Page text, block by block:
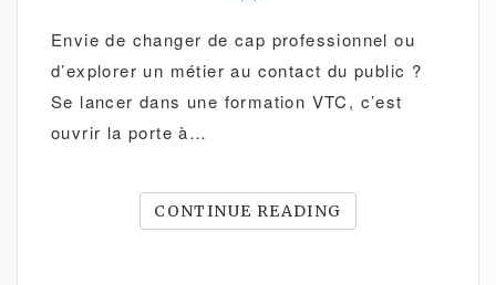
Envie de changer de cap professionnel ou
d’explorer un métier au contact du public ?
Se lancer dans une formation VTC, c’est
ouvrir la porte à…
CONTINUE READING